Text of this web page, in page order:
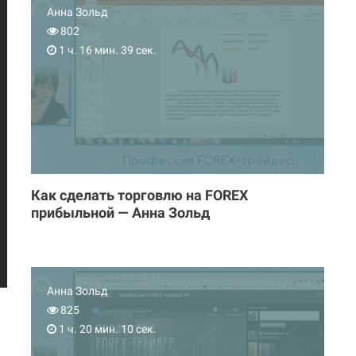
Анна Зольд
802
1 ч. 16 мин. 39 сек.
Как сделать торговлю на FOREX
прибыльной — Анна Зольд
Анна Зольд
825
1 ч. 20 мин. 10 сек.